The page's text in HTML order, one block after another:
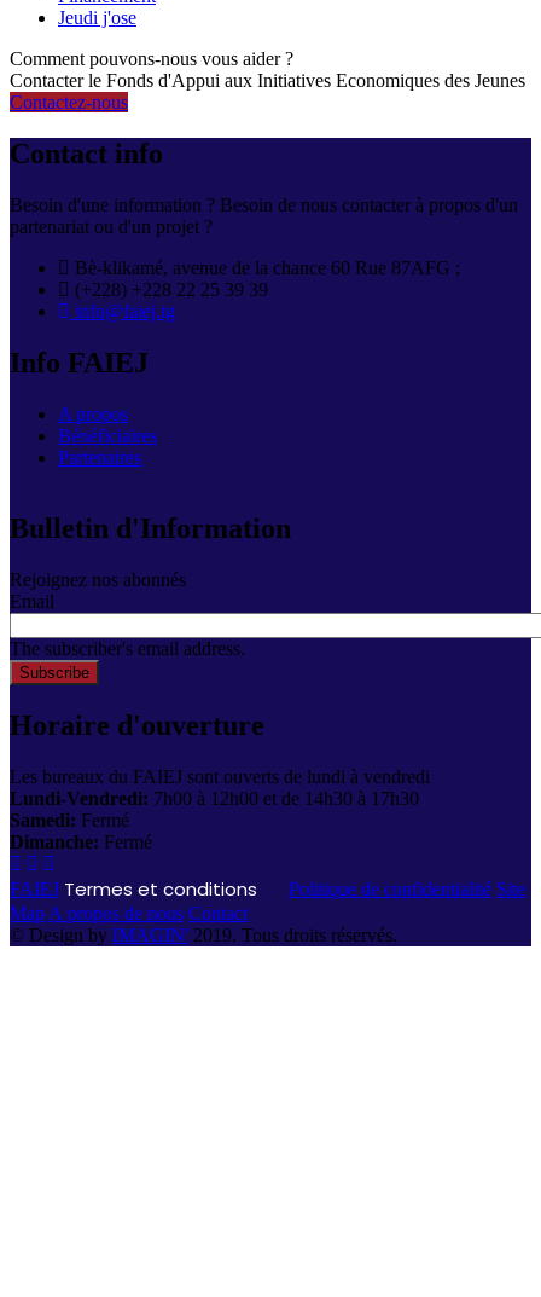
Jeudi j'ose
Comment pouvons-nous vous aider ?
Contacter le Fonds d'Appui aux Initiatives Economiques des Jeunes
Contactez-nous
Contact info
Besoin d'une information ? Besoin de nous contacter à propos d'un
partenariat ou d'un projet ?
Bè-klikamé, avenue de la chance 60 Rue 87AFG ;
(+228) +228 22 25 39 39
info@faiej.tg
Info FAIEJ
A propos
Bénéficiaires
Partenaires
Bulletin d'Information
Rejoignez nos abonnés
Email
The subscriber's email address.
Horaire d'ouverture
Les bureaux du FAIEJ sont ouverts de lundi à vendredi
Lundi-Vendredi: 7h00 à 12h00 et de 14h30 à 17h30
Samedi: Fermé
Dimanche: Fermé
FAIEJ Termes et conditions Politique de confidentialité Site
Map A propos de nous Contact
© Design by IMAGIN' 2019. Tous droits réservés.